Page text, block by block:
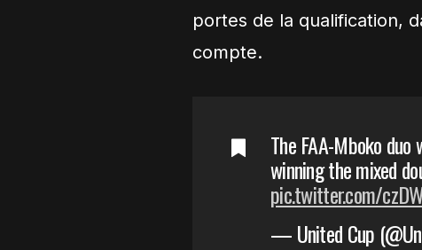
portes de la qualification,
compte.
The FAA-Mboko
winning the mixed
pic.twitter.com/
— United Cup